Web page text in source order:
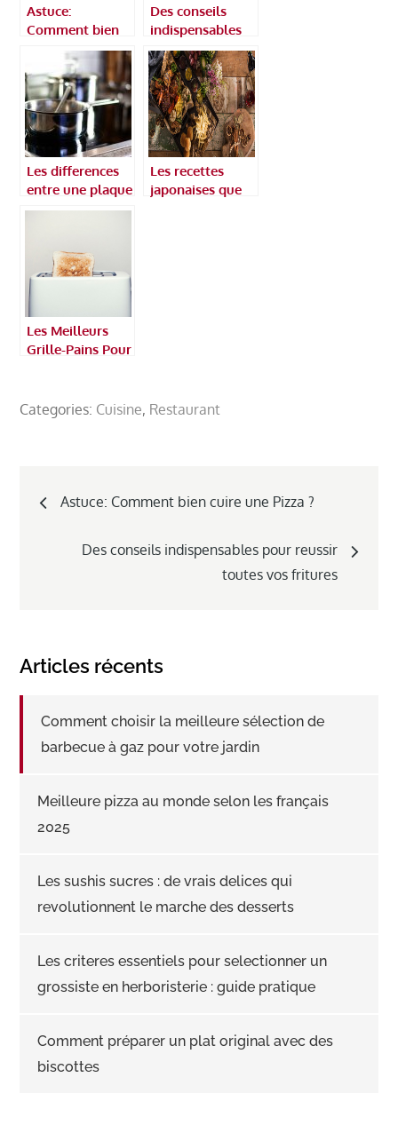
Astuce:
Comment bien
cuire une Pizza ?
Des conseils
indispensables
pour reussir
toutes vos
fritures
Les differences
entre une plaque
induction et
Les recettes
japonaises que
Les Meilleurs
Grille-Pains Pour
Categories: Cuisine, Restaurant
Navigation
Astuce: Comment bien cuire une Pizza ?
Des conseils indispensables pour reussir
toutes vos fritures
Articles récents
Comment choisir la meilleure sélection de
barbecue à gaz pour votre jardin
Meilleure pizza au monde selon les français
2025
Les sushis sucres : de vrais delices qui
revolutionnent le marche des desserts
Les criteres essentiels pour selectionner un
grossiste en herboristerie : guide pratique
Comment préparer un plat original avec des
biscottes